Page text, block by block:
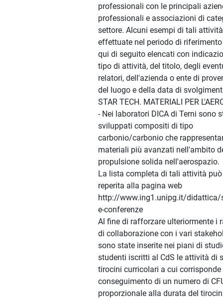
professionali con le principali
professionali e associazioni di
settore. Alcuni esempi di tali attività
effettuate nel periodo di
qui di seguito elencati con
tipo di attività, del titolo, degli
relatori, dell'azienda o ente di
del luogo e della data di
STAR TECH. MATERIALI PER
- Nei laboratori DICA di Terni sono
sviluppati compositi di tipo
carbonio/carbonio che
materiali più avanzati nell'ambito
propulsione solida nell'aerospazio.
La lista completa di tali attività può
reperita alla pagina web
http://www.ing1.unipg.it/didattica/
e-conferenze
Al fine di rafforzare ulteriormente i
di collaborazione con i vari
sono state inserite nei piani di
studenti iscritti al CdS le attività di
tirocini curricolari a cui corrisponde
conseguimento di un numero di
proporzionale alla durata del